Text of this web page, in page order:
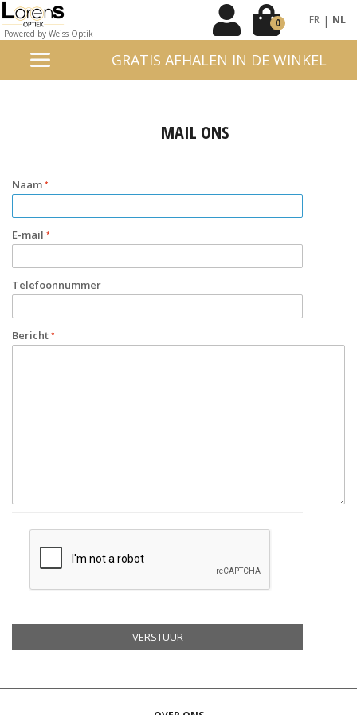
Powered by Weiss Optik
0 FR | NL
GRATIS AFHALEN IN DE WINKEL
MAIL ONS
Naam
E-mail
Telefoonnummer
Bericht
VERSTUUR